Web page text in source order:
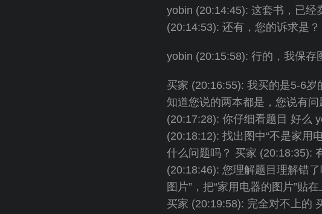
yobin (20:14:45): 这套书，已经
(20:14:53): 还有，您的诉求是？
yobin (20:15:58): 行的，我保存
买家 (20:16:55): 我买的是5-6
知道您说的两本都是，您说有
(20:17:28): 你仔细看题目 好么
(20:18:12): 找出图中“不是家用
什么问题吗？ 买家 (20:18:35):
(20:18:46): 您理解题目理解错
图片”，把“家用电器的图片”贴
买家 (20:19:58): 完全对不上的